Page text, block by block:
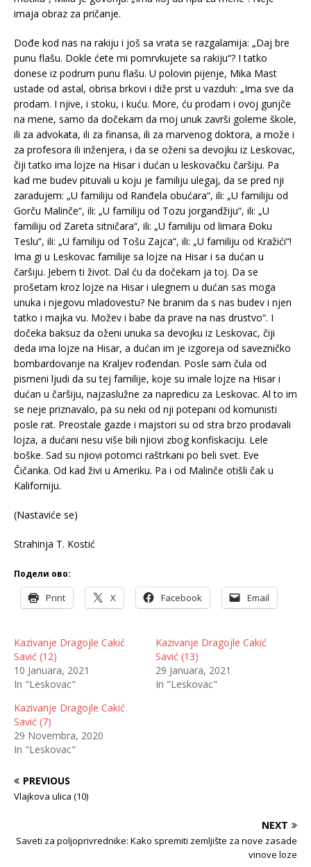
imaja obraz za pričanje.
Dođe kod nas na rakiju i još sa vrata se razgalamija: „Daj bre
punu flašu. Dokle ćete mi pomrvkujete sa rakiju“? I tatko
donese iz podrum punu flašu. U polovin pijenje, Mika Mast
ustade od astal, obrisa brkovi i diže prst u vazduh: „Ima sve da
prodam. I njive, i stoku, i kuću. More, ću prodam i ovoj gunjče
na mene, samo da dočekam da moj unuk završi goleme škole,
ili za advokata, ili za finansa, ili za marvenog doktora, a može i
za profesora ili inženjera, i da se oženi sa devojku iz Leskovac,
čiji tatko ima lojze na Hisar i dućan u leskovačku čaršiju. Pa
kad me budev pituvali u koju je familiju ulegaj, da se pred nji
zaradujem: „U familiju od Ranđela obućara“, ili: „U familiju od
Gorču Malinče“, ili: „U familiju od Tozu jorgandžiju“, ili: „U
familiju od Zareta sitničara“, ili: „U familiju od limara Đoku
Teslu“, ili: „U familiju od Tošu Zajca“, ili: „U familiju od Kražići“!
Ima gi u Leskovac familije sa lojze na Hisar i sa dućan u
čaršiju. Jebem ti život. Dal ću da dočekam ja toj. Da se
prošetam kroz lojze na Hisar i ulegnem u dućan sas moga
unuka i njegovu mladovestu? Ne branim da s nas budev i njen
tatko i majka vu. Možev i babe da prave na nas drustvo“. I
dočeka baksuz da oženi unuka sa devojku iz Leskovac, čiji
deda ima lojze na Hisar, a dućan im je izgoreja od savezničko
bombardovanje na Kraljev rođendan. Posle sam čula od
pismeni ljudi da su tej familije, koje su imale lojze na Hisar i
dućan u čaršiju, najzaslužne za napredicu za Leskovac. Al to im
se neje priznavalo, pa su neki od nji potepani od komunisti
posle rat. Preostale gazde i majstori su od stra brzo prodavali
lojza, a dućani nesu više bili njiovi zbog konfiskaciju. Lele
boške. Sad su njiovi potomci raštrkani po beli svet. Eve
Čičanka. Od kad živi u Ameriku. Pa i od Malinče otišli čak u
Kaliforniju.
(Nastaviće se)
Strahinja T. Kostić
Подели ово:
Print X Facebook Email
Kazivanje Dragojle Cakić
Savić (12)
10 Januara, 2021
In "Leskovac"
Kazivanje Dragojle Cakić
Savić (13)
29 Januara, 2021
In "Leskovac"
Kazivanje Dragojle Cakić
Savić (7)
29 Novembra, 2020
In "Leskovac"
PREVIOUS
Vlajkova ulica (10)
NEXT
Saveti za poljoprivrednike: Kako spremiti zemljište za nove zasade
vinove loze